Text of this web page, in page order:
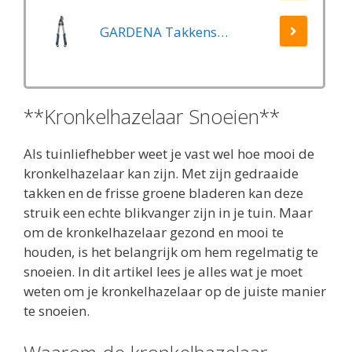
GARDENA Takkenschaar EasyCut 500 B EasyCut
**Kronkelhazelaar Snoeien**
Als tuinliefhebber weet je vast wel hoe mooi de
kronkelhazelaar kan zijn. Met zijn gedraaide
takken en de frisse groene bladeren kan deze
struik een echte blikvanger zijn in je tuin. Maar
om de kronkelhazelaar gezond en mooi te
houden, is het belangrijk om hem regelmatig te
snoeien. In dit artikel lees je alles wat je moet
weten om je kronkelhazelaar op de juiste manier
te snoeien.